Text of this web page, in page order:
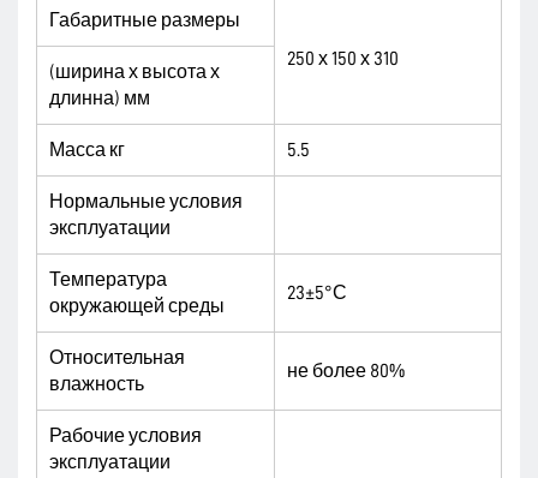
Габаритные размеры
250 х 150 х 310
(ширина х высота х
длинна) мм
Масса кг 5.5
Нормальные условия
эксплуатации
Температура
окружающей среды
23±5°С
Относительная
влажность
не более 80%
Рабочие условия
эксплуатации